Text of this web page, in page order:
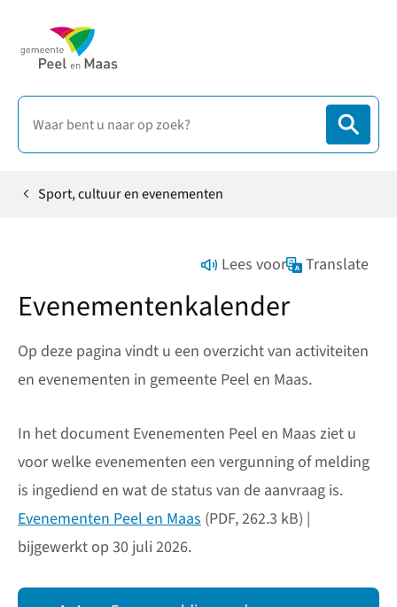
HomeSport, cultuur en evenementen
Lees voor Translate
Evenementenkalender
Op deze pagina vindt u een overzicht van activiteiten
en evenementen in gemeente Peel en Maas.
In het document Evenementen Peel en Maas ziet u
voor welke evenementen een vergunning of melding
is ingediend en wat de status van de aanvraag is.
Evenementen Peel en Maas (PDF, 262.3 kB) |
bijgewerkt op 30 juli 2026.